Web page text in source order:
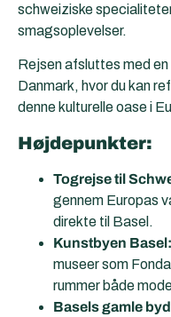
schweiziske
smagsoplevelser.
Rejsen afsluttes med
Danmark, hvor du kan
denne kulturelle oase i
Højdepunkter:
Togrejse til
gennem Europas
direkte til Basel.
Kunstbyen Basel:
museer som
rummer både
Basels gamle